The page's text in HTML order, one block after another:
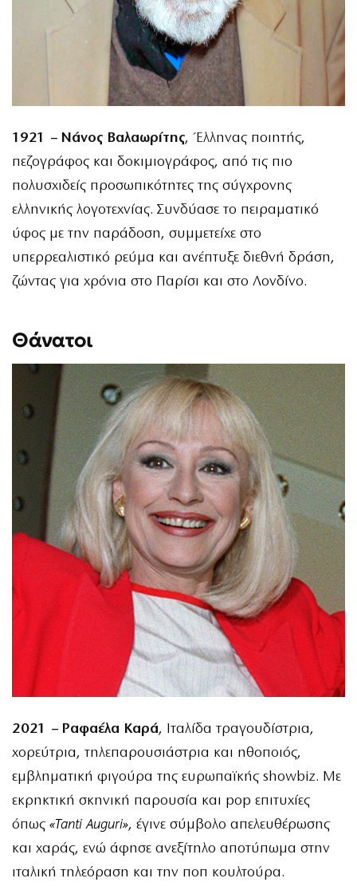
1921 – Νάνος Βαλαωρίτης, Έλληνας ποιητής,
πεζογράφος και δοκιμιογράφος, από τις πιο
πολυσχιδείς προσωπικότητες της σύγχρονης
ελληνικής λογοτεχνίας. Συνδύασε το πειραματικό
ύφος με την παράδοση, συμμετείχε στο
υπερρεαλιστικό ρεύμα και ανέπτυξε διεθνή δράση,
ζώντας για χρόνια στο Παρίσι και στο Λονδίνο.
Θάνατοι
2021 – Ραφαέλα Καρά, Ιταλίδα τραγουδίστρια,
χορεύτρια, τηλεπαρουσιάστρια και ηθοποιός,
εμβληματική φιγούρα της ευρωπαϊκής showbiz. Με
εκρηκτική σκηνική παρουσία και pop επιτυχίες
όπως «Tanti Auguri», έγινε σύμβολο απελευθέρωσης
και χαράς, ενώ άφησε ανεξίτηλο αποτύπωμα στην
ιταλική τηλεόραση και την ποπ κουλτούρα.